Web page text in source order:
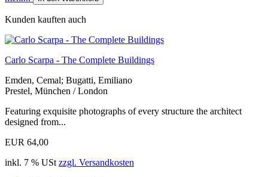
Kunden kauften auch
Carlo Scarpa - The Complete Buildings
Emden, Cemal; Bugatti, Emiliano
Prestel, München / London
Featuring exquisite photographs of every structure the architect
designed from...
EUR 64,00
inkl. 7 % USt zzgl. Versandkosten